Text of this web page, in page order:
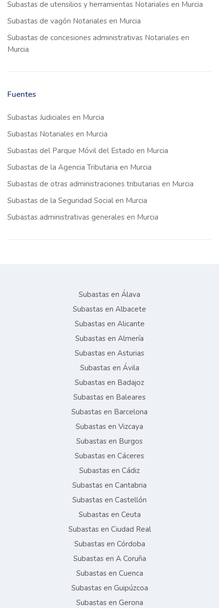
Subastas de utensilios y herramientas Notariales en Murcia
Subastas de vagón Notariales en Murcia
Subastas de concesiones administrativas Notariales en
Murcia
Fuentes
Subastas Judiciales en Murcia
Subastas Notariales en Murcia
Subastas del Parque Móvil del Estado en Murcia
Subastas de la Agencia Tributaria en Murcia
Subastas de otras administraciones tributarias en Murcia
Subastas de la Seguridad Social en Murcia
Subastas administrativas generales en Murcia
Subastas en Álava
Subastas en Albacete
Subastas en Alicante
Subastas en Almería
Subastas en Asturias
Subastas en Ávila
Subastas en Badajoz
Subastas en Baleares
Subastas en Barcelona
Subastas en Vizcaya
Subastas en Burgos
Subastas en Cáceres
Subastas en Cádiz
Subastas en Cantabria
Subastas en Castellón
Subastas en Ceuta
Subastas en Ciudad Real
Subastas en Córdoba
Subastas en A Coruña
Subastas en Cuenca
Subastas en Guipúzcoa
Subastas en Gerona